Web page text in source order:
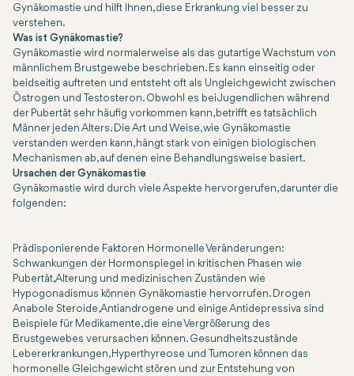
Gynäkomastie und hilft Ihnen, diese Erkrankung viel besser zu
verstehen.
Was ist Gynäkomastie?
Gynäkomastie wird normalerweise als das gutartige Wachstum von
männlichem Brustgewebe beschrieben. Es kann einseitig oder
beidseitig auftreten und entsteht oft als Ungleichgewicht zwischen
Östrogen und Testosteron. Obwohl es bei Jugendlichen während
der Pubertät sehr häufig vorkommen kann, betrifft es tatsächlich
Männer jeden Alters. Die Art und Weise, wie Gynäkomastie
verstanden werden kann, hängt stark von einigen biologischen
Mechanismen ab, auf denen eine Behandlungsweise basiert.
Ursachen der Gynäkomastie
Gynäkomastie wird durch viele Aspekte hervorgerufen, darunter die
folgenden:
Prädisponierende Faktoren Hormonelle Veränderungen:
Schwankungen der Hormonspiegel in kritischen Phasen wie
Pubertät, Alterung und medizinischen Zuständen wie
Hypogonadismus können Gynäkomastie hervorrufen. Drogen
Anabole Steroide, Antiandrogene und einige Antidepressiva sind
Beispiele für Medikamente, die eine Vergrößerung des
Brustgewebes verursachen können. Gesundheitszustände
Lebererkrankungen, Hyperthyreose und Tumoren können das
hormonelle Gleichgewicht stören und zur Entstehung von